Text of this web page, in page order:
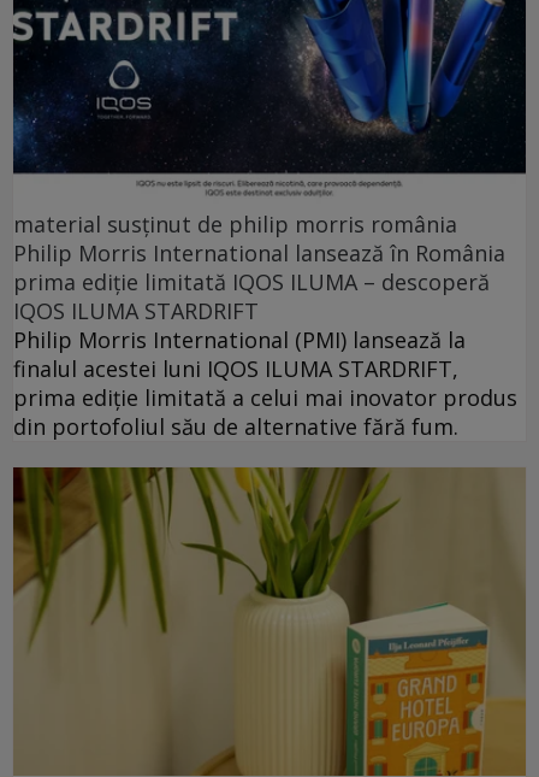
material susținut de philip morris românia
Philip Morris International lansează în România
prima ediție limitată IQOS ILUMA – descoperă
IQOS ILUMA STARDRIFT
Philip Morris International (PMI) lansează la
finalul acestei luni IQOS ILUMA STARDRIFT,
prima ediție limitată a celui mai inovator produs
din portofoliul său de alternative fără fum.